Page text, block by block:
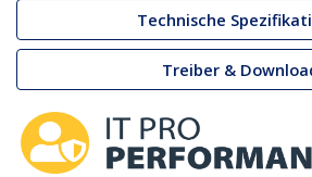
Technische
Treiber &